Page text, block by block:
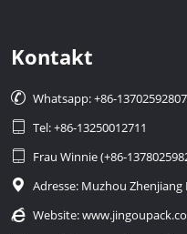
Kontakt
 Whatsapp: +86-13702592807
 Tel: +86-13250012711
 Frau Winnie (+86-
 Adresse: Muzhou
 Website: